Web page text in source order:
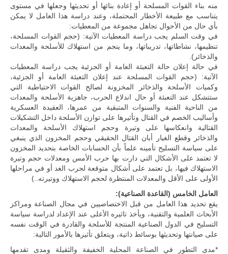
منه بناء القوات المسلحة أو إعادة بنائها أو تحديثها وجعلها في مستوى
يتناسب مع طبيعة الأخطار المحتملة، وعند دراسة هذا العامل لا يمكن
بأي حال من الأحوال تجاهل مجموعة من المعطيات:
في وقت السلم يجب دراسة المعطيات الآتية: (حجم القوات المسلحة،
تنظيمها، نشاطاتها، تدريباتها، وما ينجم من استهلاك للأسلحة والمعدات
والذخائر).
في حالة إعلان حالة التعبئة العامة أو الجزئية يجب دراسة المعطيات
الآتية: (حجم القوات المسلحة عند إعلان التعبئة العامة أو الجزئية،
وكميات الأسلحة والذخائر المخزونة لصالح القوات الاحتياطية التي
ستتشكل عند التعبئة أو حال اندلاع الحرب، جاهزية الأسلحة والمعدات
من الناحية الفنية والسنوات المتبقية من عمرها، العقيدة العسكرية
وأساليب الخصم في القتال وتأثيرها على توازن الأسلحة داخل التشكيلات
القتالية وانعكاسها على وتيرة وحجم استهلاك الأسلحة والمعدات
والذخائر وقطع الغيار أبان القتال الحقيقي وحجم المخزون الذي ينبغي
على سياسة التسليح تأمينه علماً بأن الحسابات الخاصة بتحديد المخزون
لا تعتمد على الأشكال التي دارت بها حرب الأمس ومعدلات حجم وتيرة
الاستهلاك فيها، بل تعتمد على أشكال متوقعة لحرب الغد أو في مراحلها
الأولى على الأقل والمعدلات المنتظرة لحجم الاستهلاك ووتيرته..)
العامل الخامس (القاعدة الصناعية):
يقع تحديد هذا العامل من قبل الاختصاصيين في مجال الصناعة ومراكز
الأبحاث العلمية والتقنية، ويأخذ تاثيره الأعلى عند الإعداد لدراسة سياسة
التسليح في الدول الصناعية المنتجة للأسلحة والقادرة في الوقت نفسه
على صيانتها وتحديثها بوسائط ذاتية، ويتعلق تأثيرها بالأمور التالية:
*مدى التطور في الصناعة المحلية الخفيفة والثقيلة ومدى تقدمها